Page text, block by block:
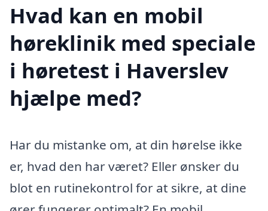
Hvad kan en mobil
høreklinik med speciale
i høretest i Haverslev
hjælpe med?
Har du mistanke om, at din hørelse ikke
er, hvad den har været? Eller ønsker du
blot en rutinekontrol for at sikre, at dine